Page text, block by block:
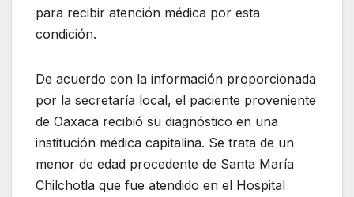
para recibir atención médica por esta
condición.
De acuerdo con la información proporcionada
por la secretaría local, el paciente proveniente
de Oaxaca recibió su diagnóstico en una
institución médica capitalina. Se trata de un
menor de edad procedente de Santa María
Chilchotla que fue atendido en el Hospital